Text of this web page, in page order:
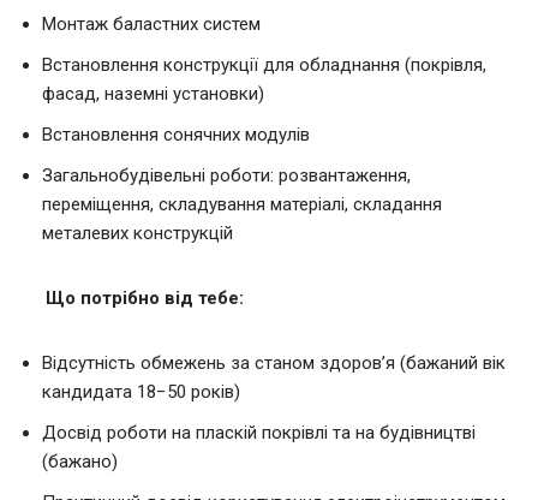
Монтаж баластних систем
Встановлення конструкції для обладнання (покрівля,
фасад, наземні установки)
Встановлення сонячних модулів
Загальнобудівельні роботи: розвантаження,
переміщення, складування матеріалі, складання
металевих конструкцій
Що потрібно від тебе:
Відсутність обмежень за станом здоров’я (бажаний вік
кандидата 18−50 років)
Досвід роботи на пласкій покрівлі та на будівництві
(бажано)